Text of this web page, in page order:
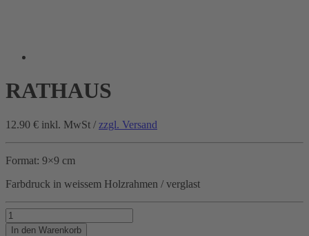
RATHAUS
12.90 € inkl. MwSt / zzgl. Versand
Format: 9×9 cm
Farbdruck in weissem Holzrahmen / verglast
RATHAUS
Menge
In den Warenkorb